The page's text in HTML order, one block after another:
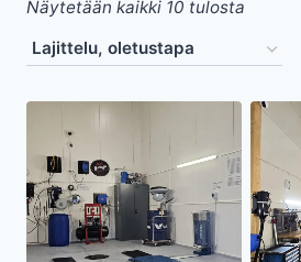
Näytetään kaikki 10 tulosta